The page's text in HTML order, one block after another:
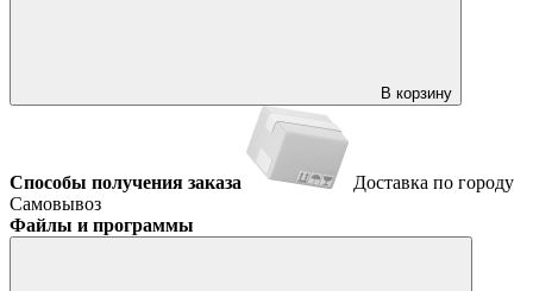
В корзину
Способы получения заказа
Доставка по городу
Самовывоз
Файлы и программы